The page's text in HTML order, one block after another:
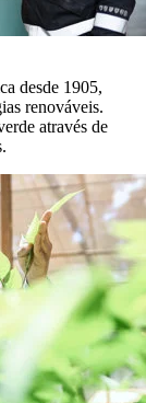
desde 1905,
renováveis.
através de